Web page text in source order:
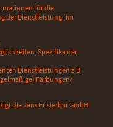
für die
der Dienstleistung (im
Spezifika der
Dienstleistungen z.B.
Färbungen/
die Jans Frisierbar GmbH